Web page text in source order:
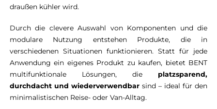
draußen kühler wird.
Durch die clevere Auswahl von Komponenten und die
modulare Nutzung entstehen Produkte, die in
verschiedenen Situationen funktionieren. Statt für jede
Anwendung ein eigenes Produkt zu kaufen, bietet BENT
multifunktionale Lösungen, die platzsparend,
durchdacht und wiederverwendbar sind – ideal für den
minimalistischen Reise- oder Van-Alltag.